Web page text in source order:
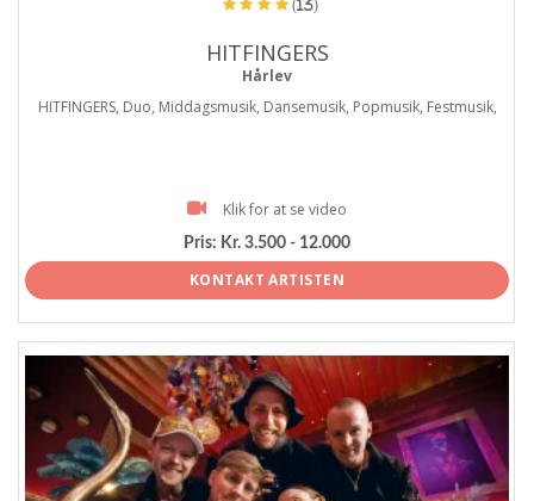
(13)
HITFINGERS
Hårlev
HITFINGERS, Duo, Middagsmusik, Dansemusik, Popmusik, Festmusik,
Klik for at se video
Pris: Kr. 3.500 - 12.000
KONTAKT ARTISTEN